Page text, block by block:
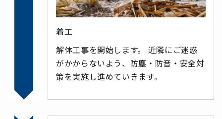
着工
解体工事を開始します。 近隣にご迷惑
がかからないよう、防塵・防音・安全対
策を実施し進めていきます。